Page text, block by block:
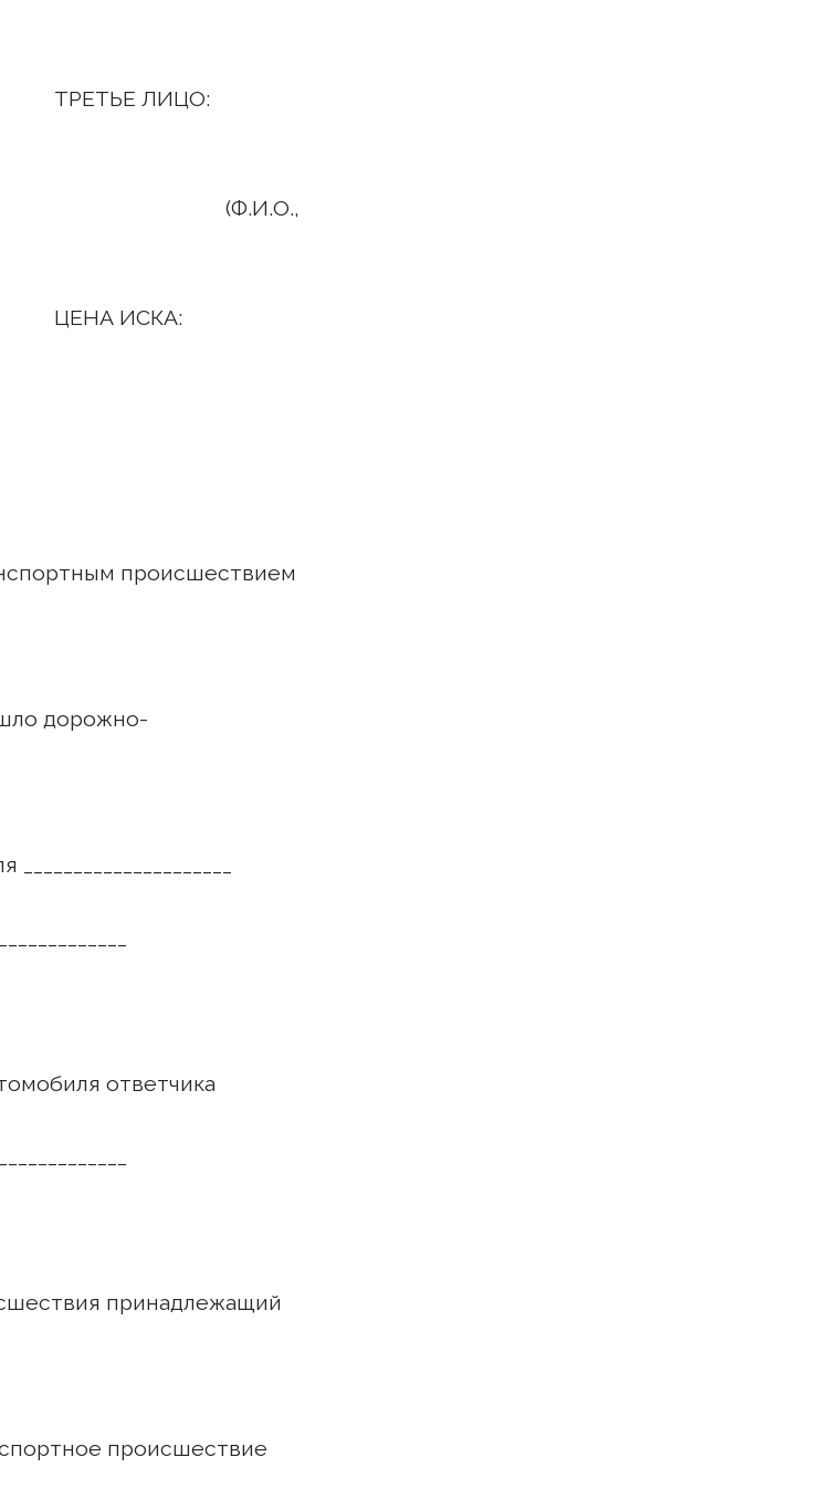
происшествием
дорожно-
ответчика
принадлежащий
происшествие